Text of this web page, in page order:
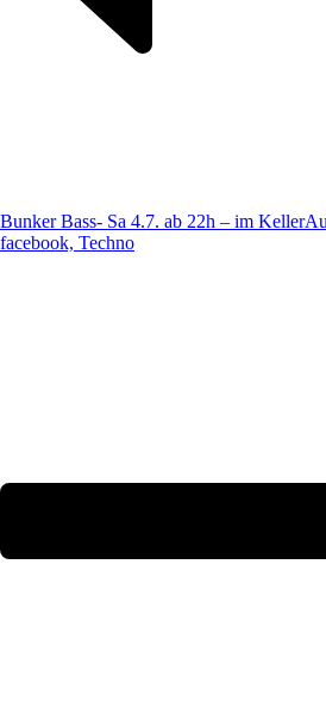
Bunker Bass- Sa 4.7. ab 22h – im Keller
facebook, Techno